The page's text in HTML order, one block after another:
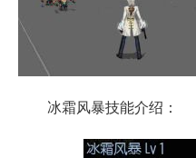
冰霜风暴技能介绍：